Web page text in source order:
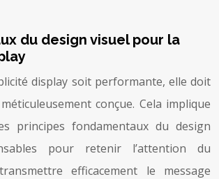
du design visuel pour la
display soit performante, elle doit
conçue. Cela implique
principes fondamentaux du design
pour retenir l’attention du
efficacement le message